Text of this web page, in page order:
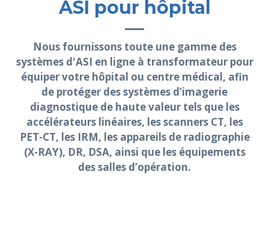
ASI pour hôpital
Nous fournissons toute une gamme des
systèmes d'ASI en ligne à transformateur pour
équiper votre hôpital ou centre médical, afin
de protéger des systèmes d’imagerie
diagnostique de haute valeur tels que les
accélérateurs linéaires, les scanners CT, les
PET-CT, les IRM, les appareils de radiographie
(X-RAY), DR, DSA, ainsi que les équipements
des salles d’opération.